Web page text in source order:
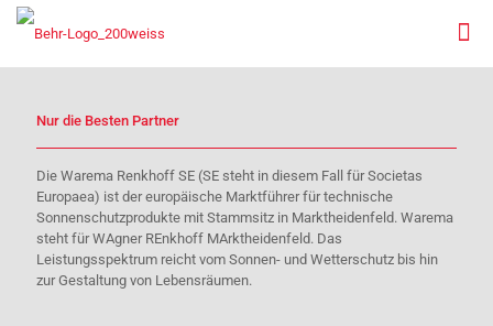
Nur die Besten Partner
Die Warema Renkhoff SE (SE steht in diesem Fall für Societas
Europaea) ist der europäische Marktführer für technische
Sonnenschutzprodukte mit Stammsitz in Marktheidenfeld. Warema
steht für WAgner REnkhoff MArktheidenfeld. Das
Leistungsspektrum reicht vom Sonnen- und Wetterschutz bis hin
zur Gestaltung von Lebensräumen.